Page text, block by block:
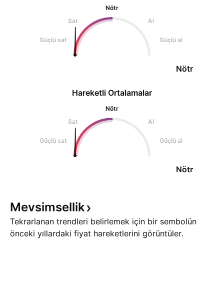
Nötr
Sat
Al
Güçlü sat Güçlü al
Nötr
Hareketli Ortalamalar
Nötr
Sat
Al
Güçlü sat Güçlü al
Nötr
Mevsimsellik
Tekrarlanan trendleri belirlemek için bir sembolün
önceki yıllardaki fiyat hareketlerini görüntüler.